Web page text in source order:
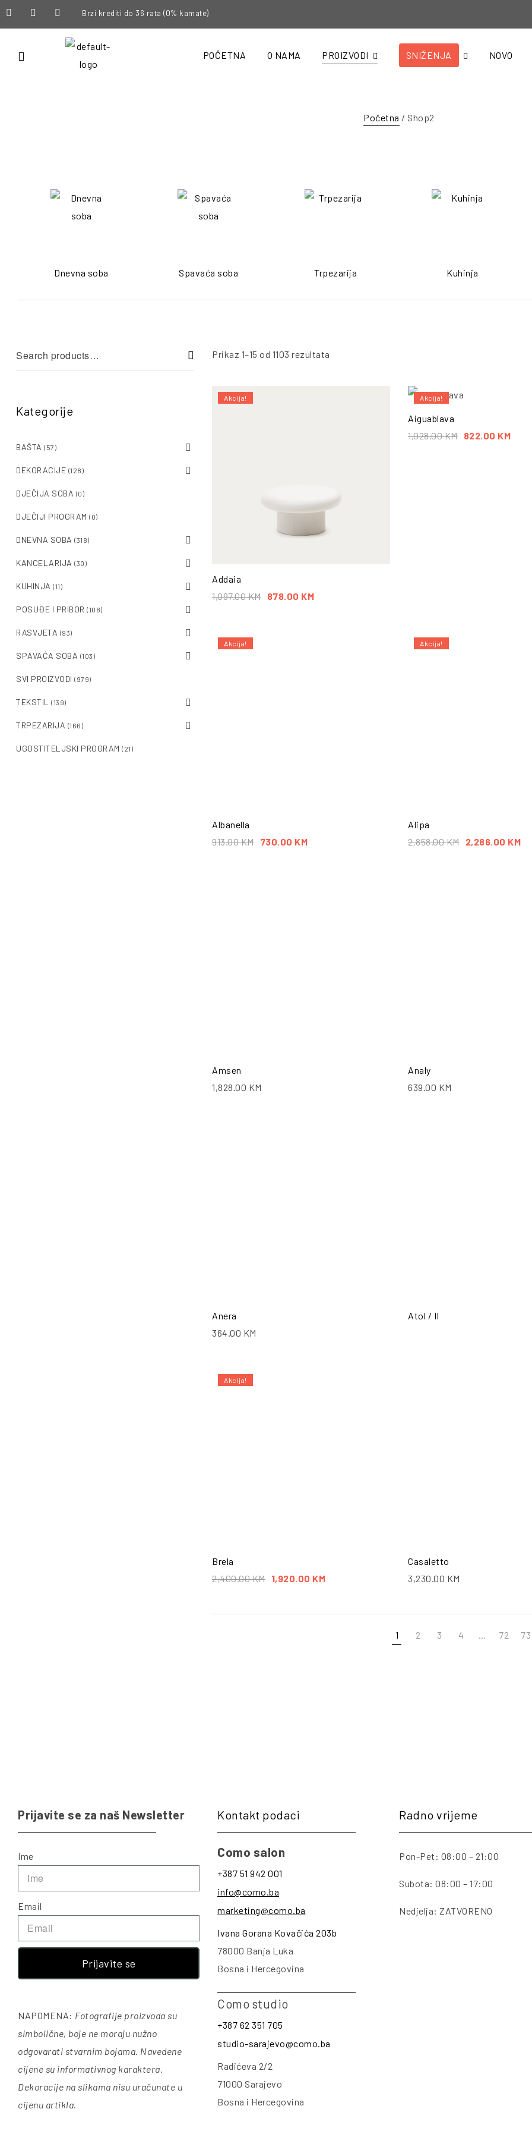
Brzi krediti do 36 rata (0% kamate)
POČETNA O NAMA PROIZVODI SNIŽENJA NOVO
Početna / Shop2
Dnevna soba Spavaća soba Trpezarija Kuhinja
Prikaz 1–15 od 1103 rezultata
Akcija!
Addaia
1,097.00KM 878.00 KM
Akcija!
Aiguablava
1,028.00KM 822.00 KM
Akcija!
Albanella
913.00KM 730.00 KM
Akcija!
Alipa
2,858.00KM 2,286.00 KM
Amsen
1,828.00 KM
Analy
639.00 KM
Anera
364.00 KM
Atol / II
Akcija!
Brela
2,400.00KM 1,920.00 KM
Casaletto
3,230.00 KM
1 2 3 4 72 73
Kategorije
BAŠTA (57)
DEKORACIJE (128)
DJEČIJA SOBA (0)
DJEČIJI PROGRAM (0)
DNEVNA SOBA (318)
KANCELARIJA (30)
KUHINJA (11)
POSUĐE I PRIBOR (108)
RASVJETA (93)
SPAVAĆA SOBA (103)
SVI PROIZVODI (979)
TEKSTIL (139)
TRPEZARIJA (166)
UGOSTITELJSKI PROGRAM (21)
Prijavite se za naš Newsletter
Ime
Email
Prijavite se
NAPOMENA: Fotografije proizvoda su
simbolične, boje ne moraju nužno
odgovarati stvarnim bojama. Navedene
cijene su informativnog karaktera.
Dekoracije na slikama nisu uračunate u
cijenu artikla.
Kontakt podaci
Como salon
+387 51 942 001
info@como.ba
marketing@como.ba
Ivana Gorana Kovačića 203b
78000 Banja Luka
Bosna i Hercegovina
Como studio
+387 62 351 705
studio-sarajevo@como.ba
Radićeva 2/2
71000 Sarajevo
Bosna i Hercegovina
Radno vrijeme
Pon-Pet: 08:00 – 21:00
Subota: 08:00 – 17:00
Nedjelja: ZATVORENO